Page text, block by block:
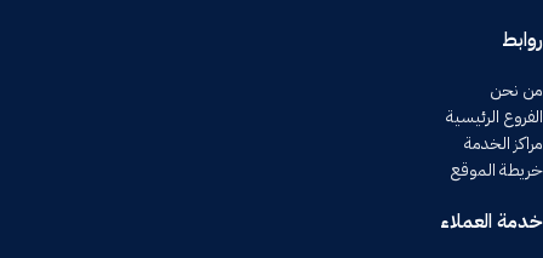
روابط
من نحن
الفروع الرئيسية
مراكز الخدمة
خريطة الموقع
خدمة العملاء